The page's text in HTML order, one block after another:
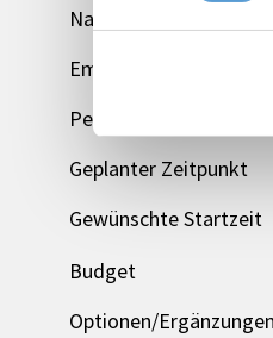
Nachname
Email *
Personenzahl
Geplanter Zeitpunkt
Gewünschte Startzeit
Budget
Optionen/Ergänzungen